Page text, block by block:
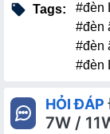
Tags: #đèn
#đèn
#đèn
#đèn
HỎI ĐÁP
7W /